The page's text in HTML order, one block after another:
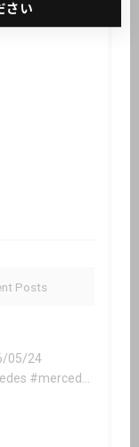
Posts
05/24
い
さい